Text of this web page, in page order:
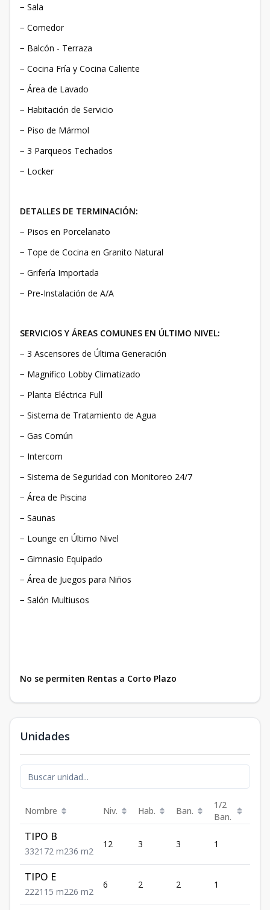
− Sala
− Comedor
− Balcón - Terraza
− Cocina Fría y Cocina Caliente
− Área de Lavado
− Habitación de Servicio
− Piso de Mármol
− 3 Parqueos Techados
− Locker
DETALLES DE TERMINACIÓN:
− Pisos en Porcelanato
− Tope de Cocina en Granito Natural
− Grifería Importada
− Pre-Instalación de A/A
SERVICIOS Y ÁREAS COMUNES EN ÚLTIMO NIVEL:
− 3 Ascensores de Última Generación
− Magnifico Lobby Climatizado
− Planta Eléctrica Full
− Sistema de Tratamiento de Agua
− Gas Común
− Intercom
− Sistema de Seguridad con Monitoreo 24/7
− Área de Piscina
− Saunas
− Lounge en Último Nivel
− Gimnasio Equipado
− Área de Juegos para Niños
− Salón Multiusos
No se permiten Rentas a Corto Plazo
Unidades
Nombre Niv. Hab. Ban.
1/2
Ban.
TIPO B
332172 m236 m2
12 3 3 1
TIPO E
222115 m226 m2
6 2 2 1